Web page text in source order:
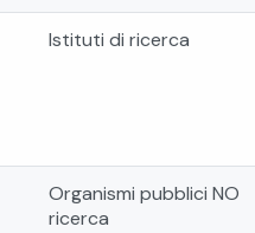
Istituti di ricerca
Organismi pubblici NO
ricerca